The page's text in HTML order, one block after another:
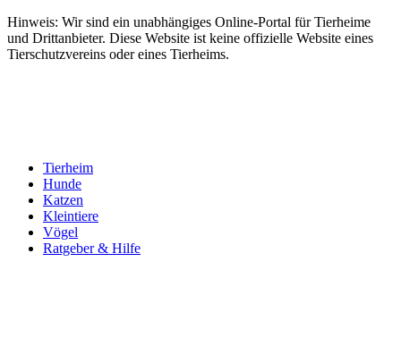
Hinweis: Wir sind ein unabhängiges Online-Portal für Tierheime
und Drittanbieter. Diese Website ist keine offizielle Website eines
Tierschutzvereins oder eines Tierheims.
Tierheim
Hunde
Katzen
Kleintiere
Vögel
Ratgeber & Hilfe